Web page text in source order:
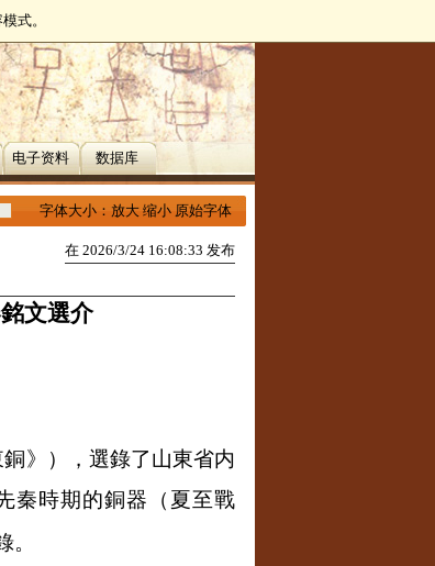
式。
电子资料 数据库
字体大小： 放大 缩小 原始字体
在 2026/3/24 16:08:33 发布
文選介
銅》），選錄了山東省内
秦時期的銅器（夏至戰